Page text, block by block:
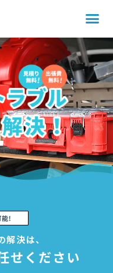
決は、
せください